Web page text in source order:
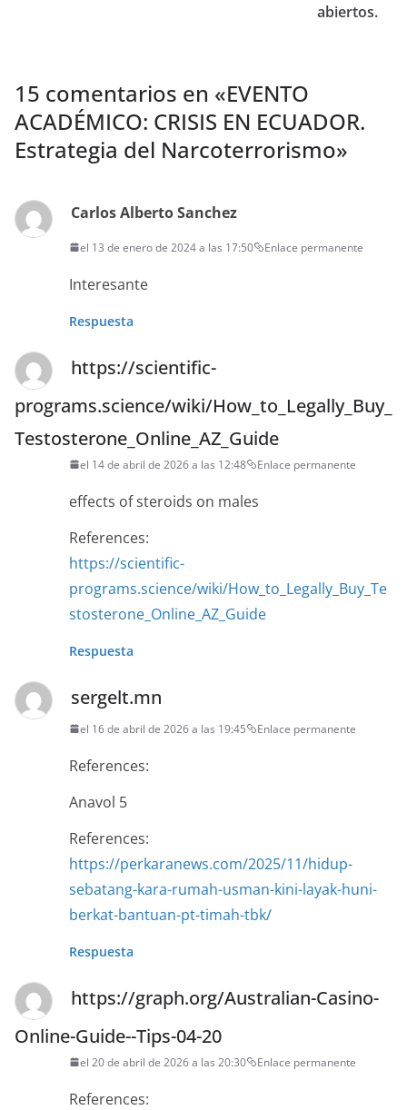
abiertos.
15 comentarios en «EVENTO
ACADÉMICO: CRISIS EN ECUADOR.
Estrategia del Narcoterrorismo»
Carlos Alberto Sanchez
el 13 de enero de 2024 a las 17:50 Enlace permanente
Interesante
Respuesta
https://scientific-
programs.science/wiki/How_to_Legally_Buy_
Testosterone_Online_AZ_Guide
el 14 de abril de 2026 a las 12:48 Enlace permanente
effects of steroids on males
References:
https://scientific-
programs.science/wiki/How_to_Legally_Buy_Te
stosterone_Online_AZ_Guide
Respuesta
sergelt.mn
el 16 de abril de 2026 a las 19:45 Enlace permanente
References:
Anavol 5
References:
https://perkaranews.com/2025/11/hidup-
sebatang-kara-rumah-usman-kini-layak-huni-
berkat-bantuan-pt-timah-tbk/
Respuesta
https://graph.org/Australian-Casino-
Online-Guide--Tips-04-20
el 20 de abril de 2026 a las 20:30 Enlace permanente
References: